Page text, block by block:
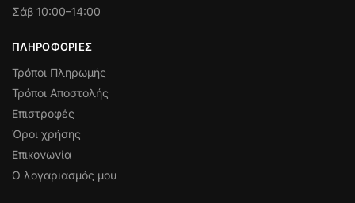
Σάβ 10:00–14:00
ΠΛΗΡΟΦΟΡΊΕΣ
Τρόποι Πληρωμής
Τρόποι Αποστολής
Επιστροφές
Όροι χρήσης
Επικονωνία
Ο λογαριασμός μου